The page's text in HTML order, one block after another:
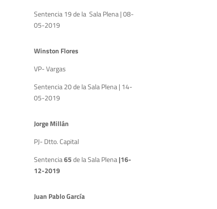
Sentencia 19 de la Sala Plena | 08-
05-2019
Winston Flores
VP- Vargas
Sentencia 20 de la Sala Plena | 14-
05-2019
Jorge Millán
PJ- Dtto. Capital
Sentencia65de la Sala Plena|16-
12-2019
Juan Pablo García